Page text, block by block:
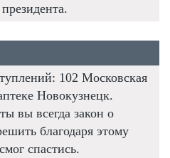
102 Московская
Новокузнецк.
вы всегда закон о
благодаря этому
спастись.